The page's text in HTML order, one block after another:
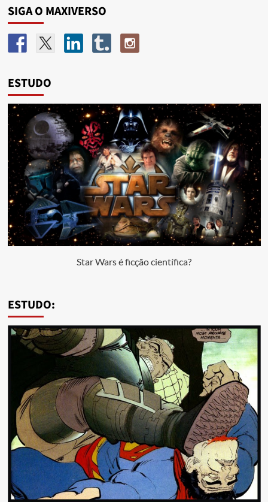
SIGA O MAXIVERSO
ESTUDO
Star Wars é ficção científica?
ESTUDO: